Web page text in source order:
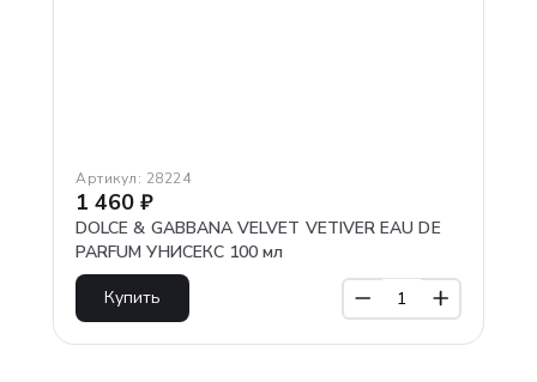
Артикул: 28224
1 460 ₽
DOLCE & GABBANA VELVET VETIVER EAU DE
PARFUM УНИСЕКС 100 мл
Купить